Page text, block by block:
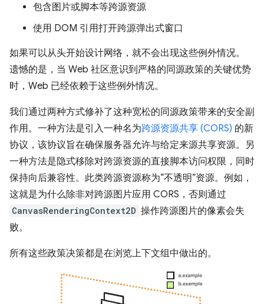
包含图片或脚本等跨源资源
使用 DOM 引用打开跨源弹出式窗口
如果可以从头开始设计网络，就不会出现这些例外情况。
遗憾的是，当 Web 社区意识到严格的同源政策的关键优势
时，Web 已经依赖于这些例外情况。
我们通过两种方式修补了这种宽松的同源政策带来的安全副
作用。一种方法是引入一种名为跨源资源共享 (CORS) 的新
协议，该协议旨在确保服务器允许与给定来源共享资源。另
一种方法是隐式移除对跨源资源的直接脚本访问权限，同时
保持向后兼容性。此类跨源资源称为“不透明”资源。例如，
这就是为什么除非对跨源图片应用 CORS，否则通过
CanvasRenderingContext2D 操作跨源图片的像素会失
败。
所有这些政策决策都是在浏览上下文组中做出的。